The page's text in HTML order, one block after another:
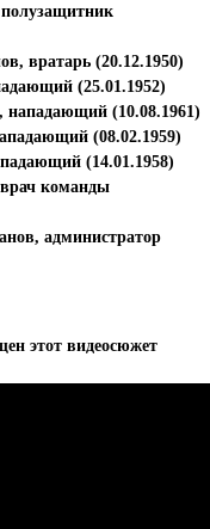
вратарь (20.12.1950)
(25.01.1952)
(10.08.1961)
(08.02.1959)
(14.01.1958)
команды
администратор
этот видеосюжет